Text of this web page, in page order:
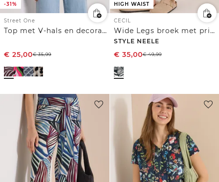
-31%
Street One
Top met V-hals en decoratief detail
€ 25,00€35,99
HIGH WAIST
CECIL
Wide Legs broek met print en riemdetail
STYLE NEELE
€ 35,00€49,99